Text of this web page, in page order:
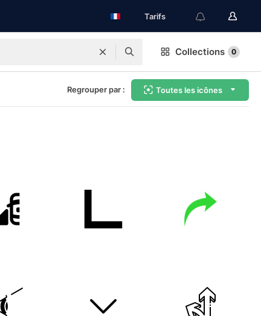
Tarifs
Collections 0
Regrouper par : Toutes les icônes